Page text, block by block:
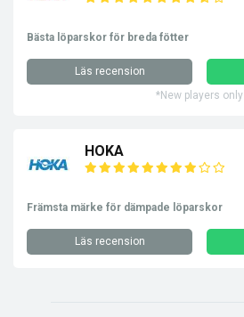
Bästa löparskor för breda fötter
Läs recension
*New players only
HOKA
Främsta märke för dämpade löparskor
Läs recension